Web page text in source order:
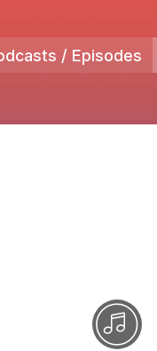
/ Episodes